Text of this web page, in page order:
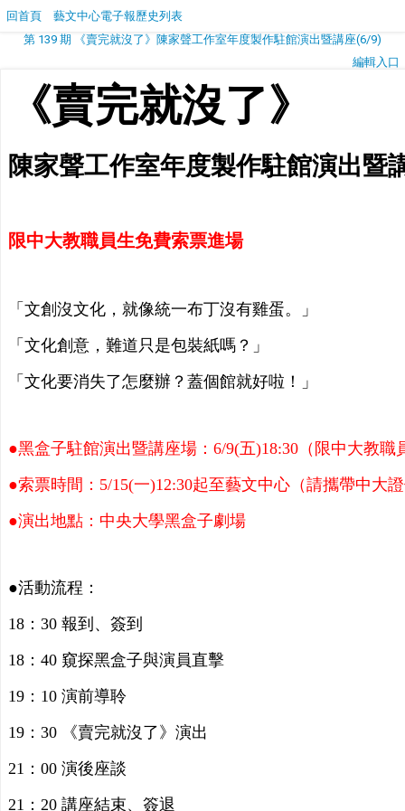
回首頁
藝文中心電子報歷史列表
第 139 期 《賣完就沒了》陳家聲工作室年度製作駐館演出暨講座(6/9)
編輯入口